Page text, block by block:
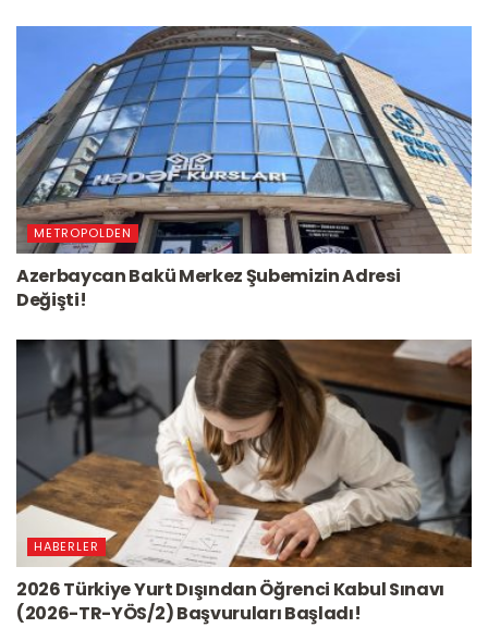
METROPOLDEN
Azerbaycan Bakü Merkez Şubemizin Adresi
Değişti!
HABERLER
2026 Türkiye Yurt Dışından Öğrenci Kabul Sınavı
(2026-TR-YÖS/2) Başvuruları Başladı!